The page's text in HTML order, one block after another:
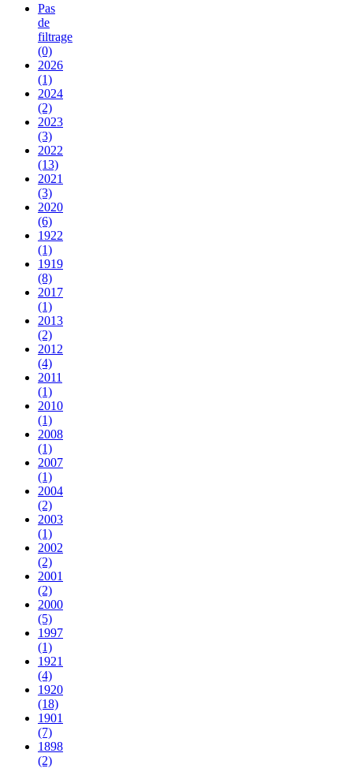
Pas
de
filtrage
(0)
2026
(1)
2024
(2)
2023
(3)
2022
(13)
2021
(3)
2020
(6)
1922
(1)
1919
(8)
2017
(1)
2013
(2)
2012
(4)
2011
(1)
2010
(1)
2008
(1)
2007
(1)
2004
(2)
2003
(1)
2002
(2)
2001
(2)
2000
(5)
1997
(1)
1921
(4)
1920
(18)
1901
(7)
1898
(2)